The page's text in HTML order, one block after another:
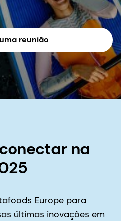
reunião
na
Europe para
últimas inovações em